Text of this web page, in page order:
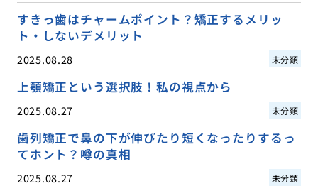
すきっ歯はチャームポイント？矯正するメリッ
ト・しないデメリット
2025.08.28 未分類
上顎矯正という選択肢！私の視点から
2025.08.27 未分類
歯列矯正で鼻の下が伸びたり短くなったりするっ
てホント？噂の真相
2025.08.27 未分類